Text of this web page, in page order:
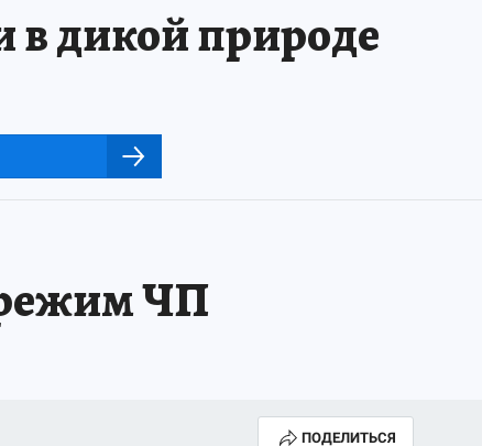
в дикой природе
ЧП
ПОДЕЛИТЬСЯ